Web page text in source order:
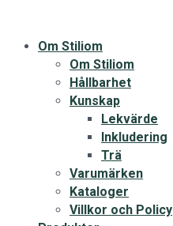
Om Stiliom
Om Stiliom
Hållbarhet
Kunskap
Lekvärde
Inkludering
Trä
Varumärken
Kataloger
Villkor och Policy